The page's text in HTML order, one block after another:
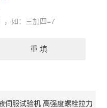
，如：三加四=7
伺服试验机 高强度螺栓拉力